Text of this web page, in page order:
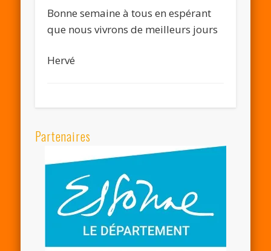
Bonne semaine à tous en espérant
que nous vivrons de meilleurs jours
Hervé
Partenaires